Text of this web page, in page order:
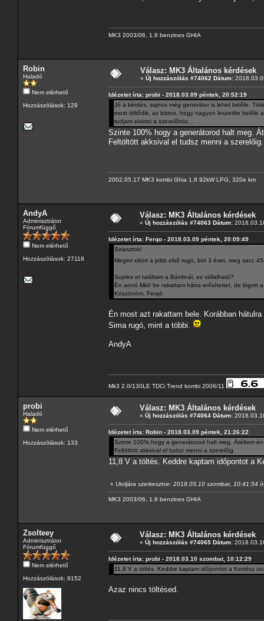
MK3 2003/06, 1.8 benzines GHIA
Robin
Haladó
Nem elérhető
Hozzászólások: 129
Válasz: MK3 Általános kérdések
« Új hozzászólás #74062 Dátum:
Idézetet írta: probi - 2018.03.09 péntek, 20:52:19
Jó a kérdés, sajnos még generátor is lehet belőle.
most töltődik, az biztos, hogy nagyon leszedte belőle
tudjam elvinni a szerelőhöz...
Szinte 100% hogy a generátorod halt meg.
Feltöltött akksival el tudsz menni a szerelőig.
2002.05.17 MK3 kombi Ghia 1.8 92kW LPG, 320e km
AndyA
Adminisztrátor
Fórumfüggő
Nem elérhető
Hozzászólások: 27118
Válasz: MK3 Általános kérdések
« Új hozzászólás #74063 Dátum:
Idézetet írta: Ferqo - 2018.03.09 péntek, 20:09:49
Sziasztok!
Megint eltört a jobb első rugó, bírt 3 évet, meg sacc
Suplex et találtam a Bárdinál, ez vállalható?
Én annó MkII be rakattam hátra erősítettet, de lógott
Köszönöm, Ferqó
Én most azt rakattam bele. Korábban
Sima rugó, mint a többi.
AndyA
Mk3 2.0/130LE TDCi Trend kombi 2006/11
probi
Haladó
Nem elérhető
Hozzászólások: 133
Válasz: MK3 Általános kérdések
« Új hozzászólás #74064 Dátum:
Idézetet írta: Robin - 2018.03.09 péntek, 21:26:22
Szinte 100% hogy a generátorod halt meg. Átéltem
Feltöltött akksival el tudsz menni a szerelőig.
11,8 V a töltés. Keddre kaptam időpontot a
« Utoljára szerkesztve: 2018.03.10 szombat, 10:41:54
MK3 2003/06, 1.8 benzines GHIA
Zsolteey
Adminisztrátor
Fórumfüggő
Nem elérhető
Hozzászólások: 8152
Válasz: MK3 Általános kérdések
« Új hozzászólás #74065 Dátum:
Idézetet írta: probi - 2018.03.10 szombat, 10:12:29
11,8 V a töltés. Keddre kaptam időpontot a Kertész
Azaz nincs töltésed.